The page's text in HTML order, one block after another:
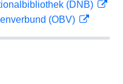
(DNB)
(OBV)